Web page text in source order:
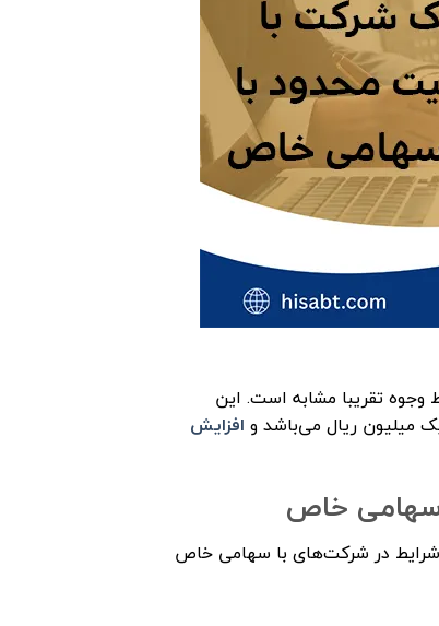
تقریبا مشابه است. این
میلیون ریال می‌باشد و افزایش
سهامی خاص
در شرکت‌های با سهامی خاص